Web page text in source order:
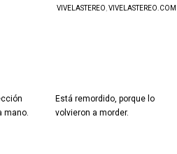
VIVELASTEREO VIVELASTEREO.COM
mano.
Está remordido, porque lo
volvieron a morder.